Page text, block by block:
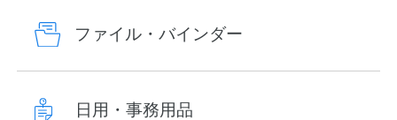
ファイル・バインダー
日用・事務用品